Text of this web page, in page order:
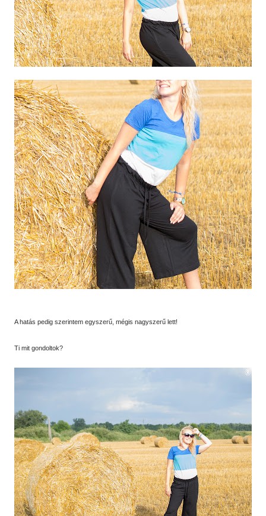
A hatás pedig szerintem egyszerű, mégis nagyszerű lett!
Ti mit gondoltok?